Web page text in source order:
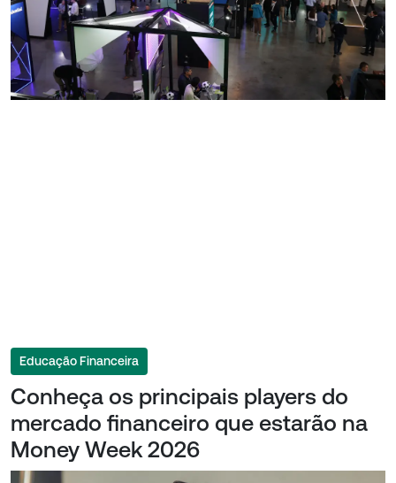
Educação Financeira
Conheça os principais players do
mercado financeiro que estarão na
Money Week 2026